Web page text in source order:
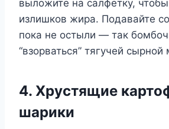
выложите на салфетку, чтобы
излишков жира. Подавайте
пока не остыли — так
“взорваться” тягучей сырной
4. Хрустящие
шарики